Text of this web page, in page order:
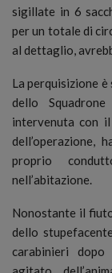
sigillate in 6
per un totale di
al dettaglio,
La perquisizione
dello
intervenuta con il
dell’operazione,
proprio
nell’abitazione.
Nonostante il
dello
carabinieri